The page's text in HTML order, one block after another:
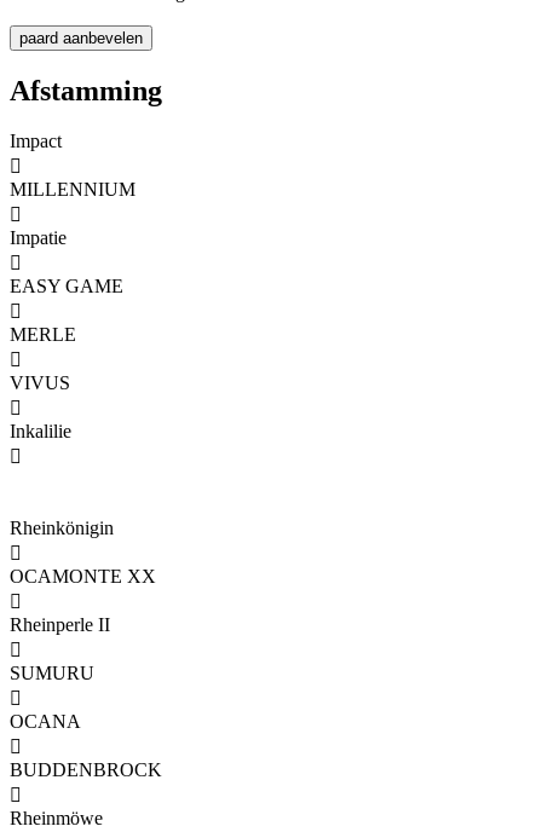
Afstamming
Impact

MILLENNIUM

Impatie

EASY GAME

MERLE

VIVUS

Inkalilie

Rheinkönigin

OCAMONTE XX

Rheinperle II

SUMURU

OCANA

BUDDENBROCK

Rheinmöwe